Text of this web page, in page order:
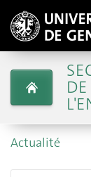
Actualité